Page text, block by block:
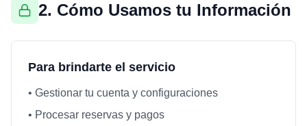
2. Cómo Usamos tu Información
Para brindarte el servicio
• Gestionar tu cuenta y configuraciones
• Procesar reservas y pagos